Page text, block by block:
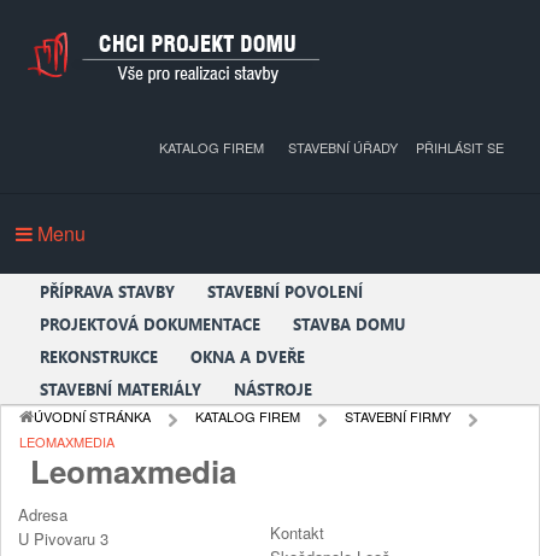
PŘIHLÁSIT SE
KATALOG FIREM STAVEBNÍ ÚŘADY
Menu
PŘÍPRAVA STAVBY
STAVEBNÍ POVOLENÍ
PROJEKTOVÁ DOKUMENTACE
STAVBA DOMU
REKONSTRUKCE
OKNA A DVEŘE
STAVEBNÍ MATERIÁLY
NÁSTROJE
ÚVODNÍ STRÁNKA KATALOG FIREM
STAVEBNÍ FIRMY
LEOMAXMEDIA
Leomaxmedia
Adresa
U Pivovaru 3
Kontakt